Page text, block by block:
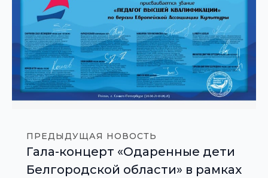
ПРЕДЫДУЩАЯ НОВОСТЬ
Гала-концерт «Одаренные дети
Белгородской области» в рамках